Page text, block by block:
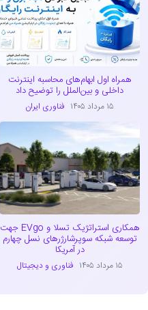
همراه اول ابهام‌های محاسبه اینترنت
داخلی و بین‌الملل را توضیح داد
۱۵ مرداد ۱۴۰۵ فناوری ایران
همکاری استراتژیک تسلا و EVgo جهت
توسعه شبکه سوپرشارژرهای نسل چهارم
در آمریکا
۱۵ مرداد ۱۴۰۵ فناوری و دیجیتال